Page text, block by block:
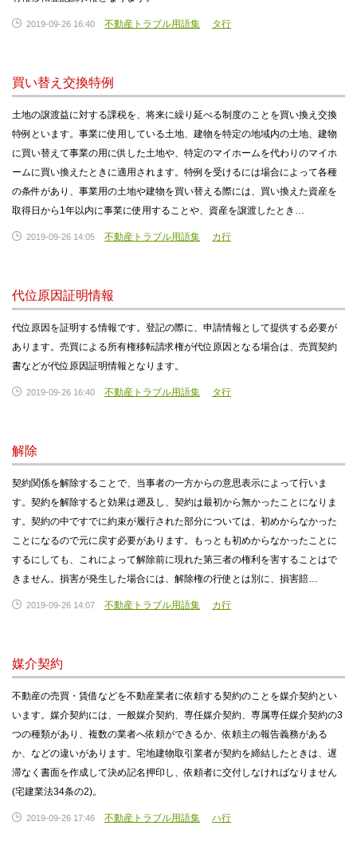
2019-09-26 16:40 不動産トラブル用語集 タ行
買い替え交換特例
土地の譲渡益に対する課税を、将来に繰り延べる制度のことを買い換え交換
特例といます。事業に使用している土地、建物を特定の地域内の土地、建物
に買い替えて事業の用に供した土地や、特定のマイホームを代わりのマイホ
ームに買い換えたときに適用されます。特例を受けるには場合によって各種
の条件があり、事業用の土地や建物を買い替える際には、買い換えた資産を
取得日から1年以内に事業に使用することや、資産を譲渡したとき…
2019-09-26 14:05 不動産トラブル用語集 カ行
代位原因証明情報
代位原因を証明する情報です。登記の際に、申請情報として提供する必要が
あります。売買による所有権移転請求権が代位原因となる場合は、売買契約
書などが代位原因証明情報となります。
2019-09-26 16:40 不動産トラブル用語集 タ行
解除
契約関係を解除することで、当事者の一方からの意思表示によって行いま
す。契約を解除すると効果は遡及し、契約は最初から無かったことになりま
す。契約の中ですでに約束が履行された部分については、初めからなかった
ことになるので元に戻す必要があります。もっとも初めからなかったことに
するにしても、これによって解除前に現れた第三者の権利を害することはで
きません。損害が発生した場合には、解除権の行使とは別に、損害賠…
2019-09-26 14:07 不動産トラブル用語集 カ行
媒介契約
不動産の売買・賃借などを不動産業者に依頼する契約のことを媒介契約とい
います。媒介契約には、一般媒介契約、専任媒介契約、専属専任媒介契約の3
つの種類があり、複数の業者へ依頼ができるか、依頼主の報告義務がある
か、などの違いがあります。宅地建物取引業者が契約を締結したときは、遅
滞なく書面を作成して決め記名押印し、依頼者に交付しなければなりません
(宅建業法34条の2)。
2019-09-26 17:46 不動産トラブル用語集 ハ行